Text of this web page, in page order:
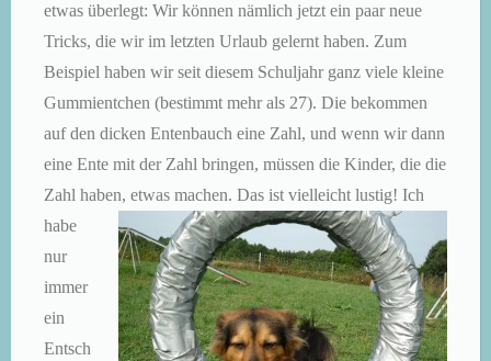
etwas überlegt: Wir können nämlich jetzt ein paar neue
Tricks, die wir im letzten Urlaub gelernt haben. Zum
Beispiel haben wir seit diesem Schuljahr ganz viele kleine
Gummientchen (bestimmt mehr als 27). Die bekommen
auf den dicken Entenbauch eine Zahl, und wenn wir dann
eine Ente mit der Zahl bringen, müssen die Kinder, die die
Zahl haben, etwas machen. Das ist vielleicht lustig! Ich
habe
nur
immer
ein
Entsch